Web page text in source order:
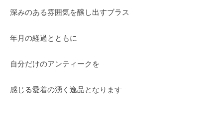
深みのある雰囲気を醸し出すブラス
年月の経過とともに
自分だけのアンティークを
感じる愛着の湧く逸品となります